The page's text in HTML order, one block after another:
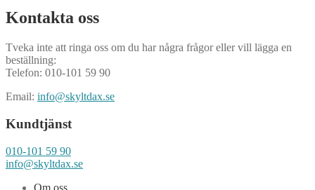
Kontakta oss
Tveka inte att ringa oss om du har några frågor eller vill lägga en
beställning:
Telefon: 010-101 59 90
Email: info@skyltdax.se
Kundtjänst
010-101 59 90
info@skyltdax.se
Om oss